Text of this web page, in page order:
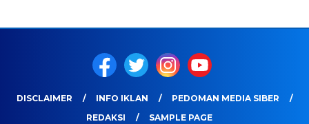
DISCLAIMER INFO IKLAN
PEDOMAN MEDIA SIBER
REDAKSI
SAMPLE PAGE